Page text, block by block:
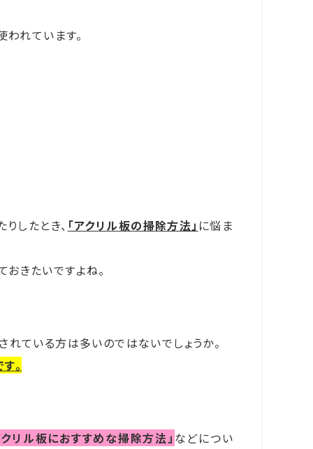
われています。
したとき、 「アクリル板の掃除方法」 に悩ま
きたいですよね。
れている方は多いのではないでしょうか。
。
クリル板におすすめな掃除方法」 などについ